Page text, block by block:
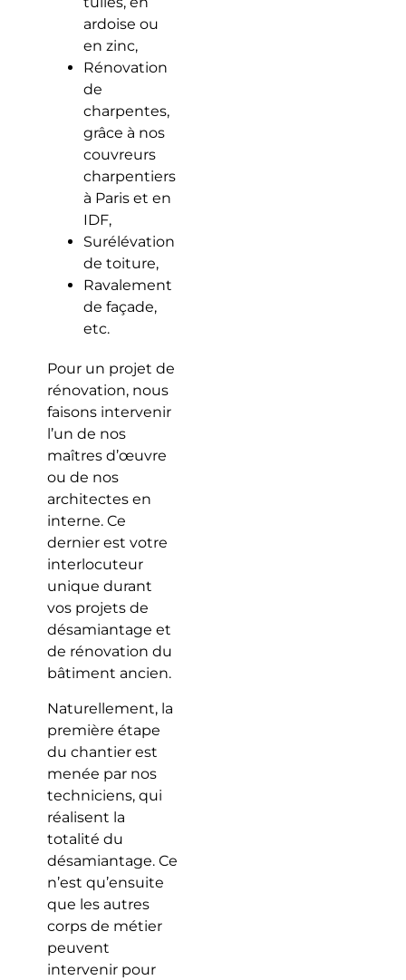
ardoise ou
en zinc,
Rénovation
de
charpentes,
grâce à nos
couvreurs
charpentiers
à Paris et en
IDF,
Surélévation
de toiture,
Ravalement
de façade,
etc.
Pour un projet de
rénovation, nous
faisons intervenir
l’un de nos
maîtres d’œuvre
ou de nos
architectes en
interne. Ce
dernier est votre
interlocuteur
unique durant
vos projets de
désamiantage et
de rénovation du
bâtiment ancien.
Naturellement, la
première étape
du chantier est
menée par nos
techniciens, qui
réalisent la
totalité du
désamiantage. Ce
n’est qu’ensuite
que les autres
corps de métier
peuvent
intervenir pour